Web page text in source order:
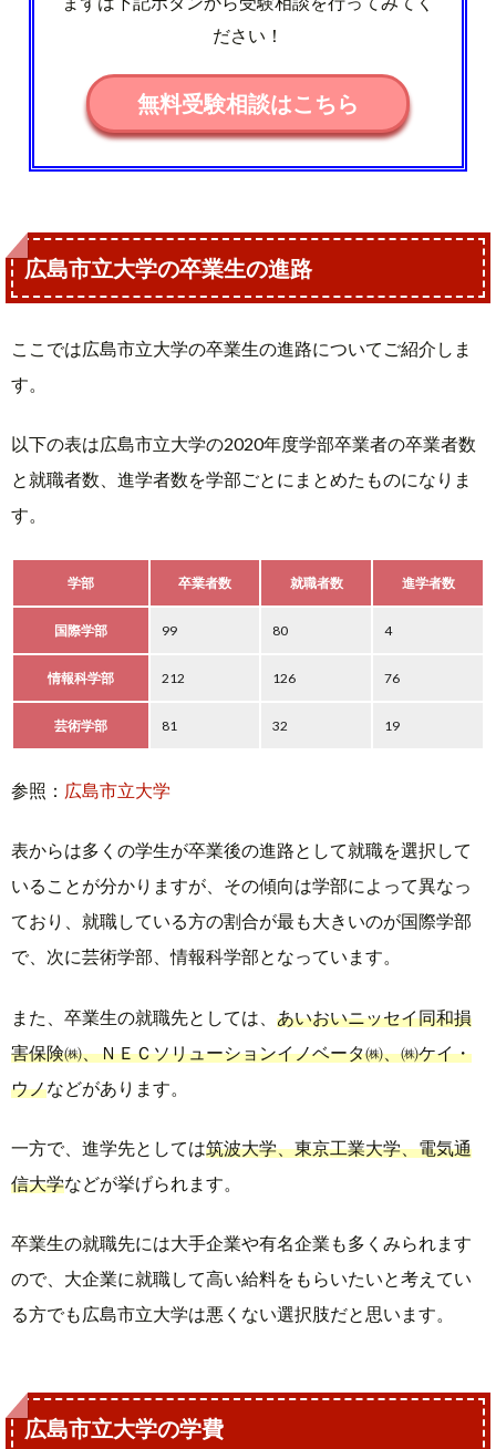
ださい！
無料受験相談はこちら
広島市立大学の卒業生の進路
ここでは広島市立大学の卒業生の進路についてご紹介しま
す。
以下の表は広島市立大学の2020年度学部卒業者の卒業者数
と就職者数、進学者数を学部ごとにまとめたものになりま
す。
学部 卒業者数 就職者数 進学者数
国際学部 99 80 4
情報科学部 212 126 76
芸術学部 81 32 19
参照： 広島市立大学
表からは多くの学生が卒業後の進路として就職を選択して
いることが分かりますが、その傾向は学部によって異なっ
ており、就職している方の割合が最も大きいのが国際学部
で、次に芸術学部、情報科学部となっています。
また、卒業生の就職先としては、 あいおいニッセイ同和損
害保険㈱、ＮＥＣソリューションイノベータ㈱、㈱ケイ・
ウノなどがあります。
一方で、進学先としては筑波大学、東京工業大学、電気通
信大学などが挙げられます。
卒業生の就職先には大手企業や有名企業も多くみられます
ので、大企業に就職して高い給料をもらいたいと考えてい
る方でも広島市立大学は悪くない選択肢だと思います。
広島市立大学の学費